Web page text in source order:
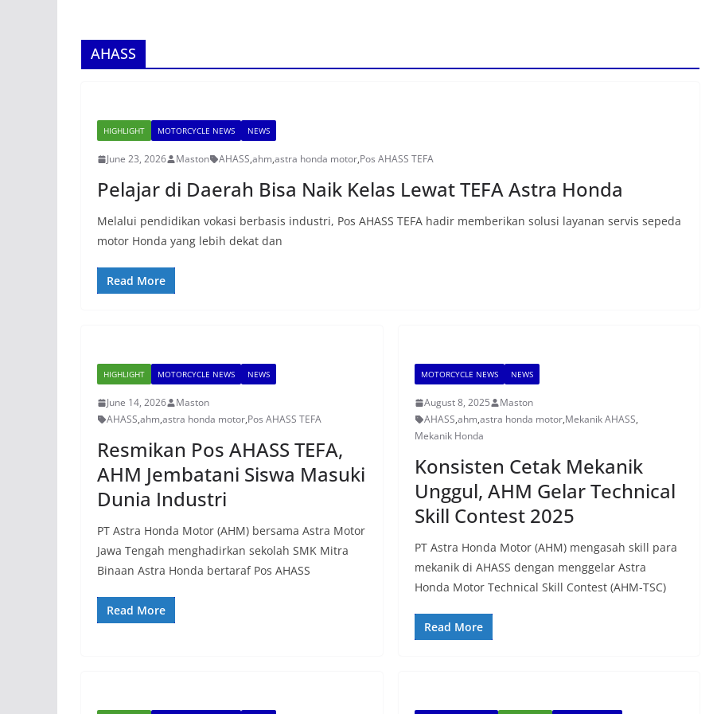
AHASS
HIGHLIGHT MOTORCYCLE NEWS NEWS
June 23, 2026 Maston AHASS,ahm,astra honda motor,Pos AHASS TEFA
Pelajar di Daerah Bisa Naik Kelas Lewat TEFA Astra Honda
Melalui pendidikan vokasi berbasis industri, Pos AHASS TEFA hadir memberikan solusi layanan servis sepeda
motor Honda yang lebih dekat dan
Read More
HIGHLIGHT MOTORCYCLE NEWS NEWS
June 14, 2026
Maston
AHASS,ahm,astra honda motor,Pos AHASS TEFA
Resmikan Pos AHASS TEFA,
AHM Jembatani Siswa Masuki
Dunia Industri
PT Astra Honda Motor (AHM) bersama Astra Motor
Jawa Tengah menghadirkan sekolah SMK Mitra
Binaan Astra Honda bertaraf Pos AHASS
Read More
MOTORCYCLE NEWS NEWS
August 8, 2025
Maston
AHASS,ahm,astra honda motor,Mekanik AHASS,
Mekanik Honda
Konsisten Cetak Mekanik
Unggul, AHM Gelar Technical
Skill Contest 2025
PT Astra Honda Motor (AHM) mengasah skill para
mekanik di AHASS dengan menggelar Astra
Honda Motor Technical Skill Contest (AHM-TSC)
Read More